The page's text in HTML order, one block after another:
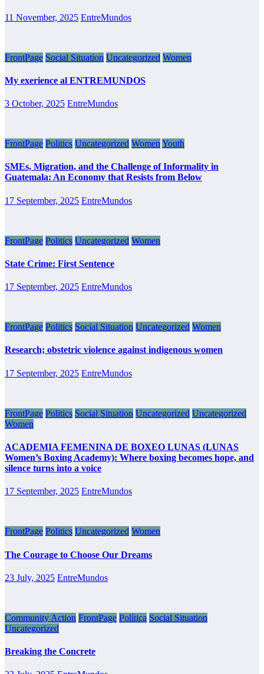
11 November, 2025 EntreMundos
FrontPage Social Situation Uncategorized Women
My exerience al ENTREMUNDOS
3 October, 2025 EntreMundos
FrontPage Politics Uncategorized Women Youth
SMEs, Migration, and the Challenge of Informality in
Guatemala: An Economy that Resists from Below
17 September, 2025 EntreMundos
FrontPage Politics Uncategorized Women
State Crime: First Sentence
17 September, 2025 EntreMundos
FrontPage Politics Social Situation Uncategorized Women
Research; obstetric violence against indigenous women
17 September, 2025 EntreMundos
FrontPage Politics Social Situation Uncategorized Uncategorized
Women
ACADEMIA FEMENINA DE BOXEO LUNAS (LUNAS
Women’s Boxing Academy): Where boxing becomes hope, and
silence turns into a voice
17 September, 2025 EntreMundos
FrontPage Politics Uncategorized Women
The Courage to Choose Our Dreams
23 July, 2025 EntreMundos
Community Action FrontPage Política Social Situation
Uncategorized
Breaking the Concrete